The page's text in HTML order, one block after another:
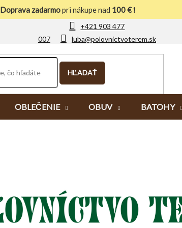
Doprava zadarmopri nákupe nad 100 €❗
+421 903 477
007
luba@polovnictvoterem.sk
HĽADAŤ
OBLEČENIE OBUV BATOHY